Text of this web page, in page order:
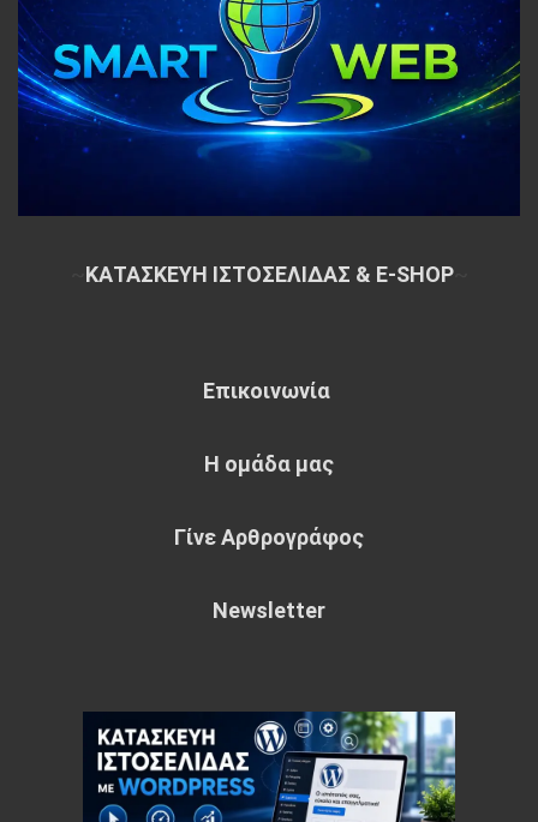
ΚΑΤΑΣΚΕΥΗ ΙΣΤΟΣΕΛΙΔΑΣ & E-SHOP~
Επικοινωνία
Η ομάδα μας
Γίνε Αρθρογράφος
Newsletter